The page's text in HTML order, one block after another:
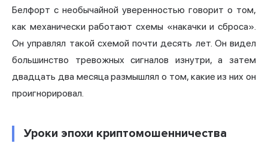
Белфорт с необычайной уверенностью говорит о том,
как механически работают схемы «накачки и сброса».
Он управлял такой схемой почти десять лет. Он видел
большинство тревожных сигналов изнутри, а затем
двадцать два месяца размышлял о том, какие из них он
проигнорировал.
Уроки эпохи криптомошенничества